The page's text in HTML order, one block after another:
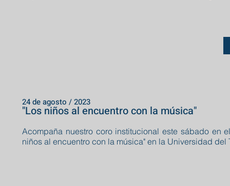
Acompaña nuestro coro institucional este sábado en
niños al encuentro con la música" en la Universidad del
"Los niños al encuentro con la música"
24 de agosto / 2023